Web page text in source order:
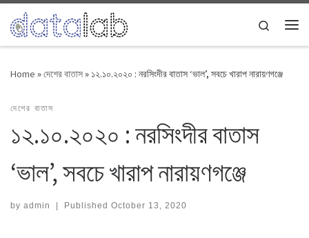
Skip to content
Search
Home »দেশের বাতাস» ১২.১০.২০২০ : নরসিংদীর বাতাস ‘ভাল’, সবচে খারাপ নারায়ণগঞ্জে
দেশের বাতাস
১২.১০.২০২০ : নরসিংদীর বাতাস
‘ভাল’, সবচে খারাপ নারায়ণগঞ্জে
by admin | Published October 13, 2020